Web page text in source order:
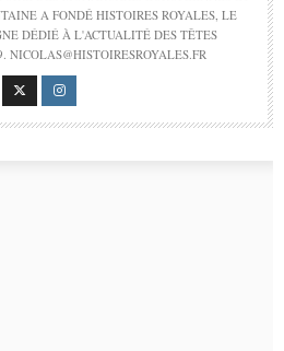
A FONDÉ HISTOIRES ROYALES, LE
DÉDIÉ À L'ACTUALITÉ DES TÊTES
NICOLAS@HISTOIRESROYALES.FR